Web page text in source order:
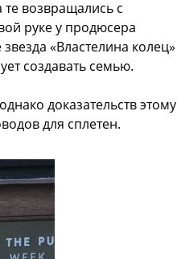
возвращались с
руке у продюсера
«Властелина колец»
создавать семью.
доказательств этому
для сплетен.